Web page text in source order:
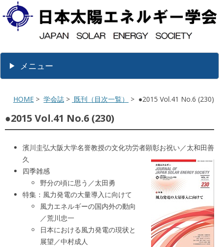
メニュー
HOME > 学会誌 > 既刊（目次一覧） > ●2015 Vol.41 No.6 (230)
●2015 Vol.41 No.6 (230)
濱川圭弘大阪大学名誉教授の文化功労者顕彰お祝い／太和田善
久
四季雑感
野分の頃に思う／太田勇
特集：風力発電の大量導入に向けて
風力エネルギーの国内外の動向
／荒川忠一
日本における風力発電の現状と
展望／中村成人